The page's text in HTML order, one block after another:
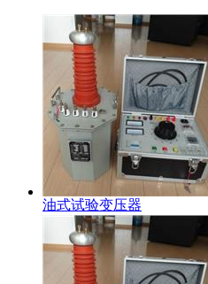
油式试验变压器